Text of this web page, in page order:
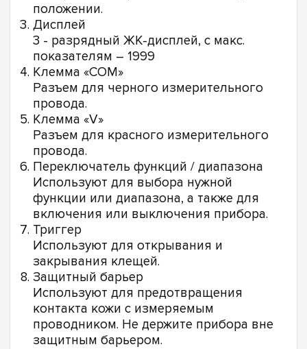
положении.
Дисплей
3 - разрядный ЖК-дисплей, с макс.
показателям – 1999
Клемма «COM»
Разъем для черного измерительного
провода.
Клемма «V»
Разъем для красного измерительного
провода.
Переключатель функций / диапазона
Используют для выбора нужной
функции или диапазона, а также для
включения или выключения прибора.
Триггер
Используют для открывания и
закрывания клещей.
Защитный барьер
Используют для предотвращения
контакта кожи с измеряемым
проводником. Не держите прибора вне
защитным барьером.